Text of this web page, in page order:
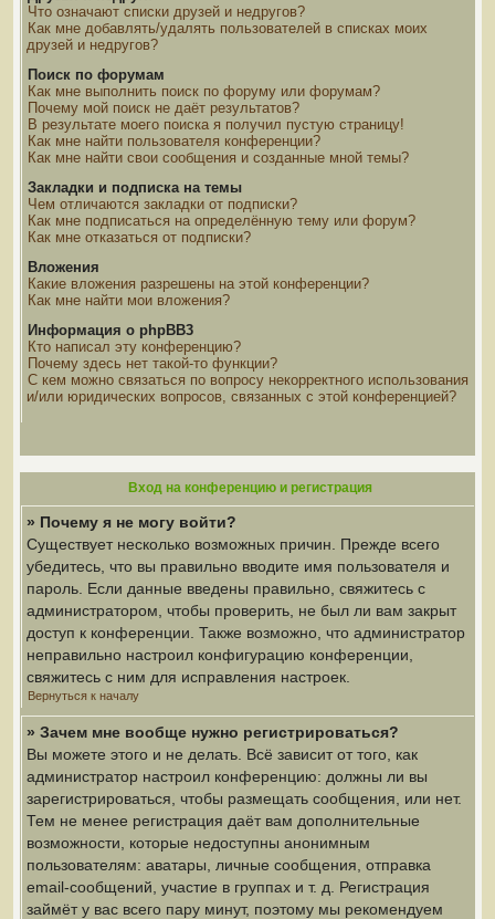
Что означают списки друзей и недругов?
Как мне добавлять/удалять пользователей в списках моих
друзей и недругов?
Поиск по форумам
Как мне выполнить поиск по форуму или форумам?
Почему мой поиск не даёт результатов?
В результате моего поиска я получил пустую страницу!
Как мне найти пользователя конференции?
Как мне найти свои сообщения и созданные мной темы?
Закладки и подписка на темы
Чем отличаются закладки от подписки?
Как мне подписаться на определённую тему или форум?
Как мне отказаться от подписки?
Вложения
Какие вложения разрешены на этой конференции?
Как мне найти мои вложения?
Информация о phpBB3
Кто написал эту конференцию?
Почему здесь нет такой-то функции?
С кем можно связаться по вопросу некорректного использования
и/или юридических вопросов, связанных с этой конференцией?
Вход на конференцию и регистрация
» Почему я не могу войти?
Существует несколько возможных причин. Прежде всего
убедитесь, что вы правильно вводите имя пользователя и
пароль. Если данные введены правильно, свяжитесь с
администратором, чтобы проверить, не был ли вам закрыт
доступ к конференции. Также возможно, что администратор
неправильно настроил конфигурацию конференции,
свяжитесь с ним для исправления настроек.
Вернуться к началу
» Зачем мне вообще нужно регистрироваться?
Вы можете этого и не делать. Всё зависит от того, как
администратор настроил конференцию: должны ли вы
зарегистрироваться, чтобы размещать сообщения, или нет.
Тем не менее регистрация даёт вам дополнительные
возможности, которые недоступны анонимным
пользователям: аватары, личные сообщения, отправка
email-сообщений, участие в группах и т. д. Регистрация
займёт у вас всего пару минут, поэтому мы рекомендуем